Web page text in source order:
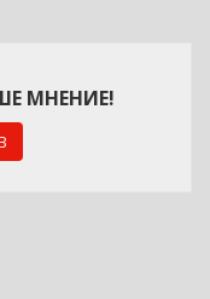
МНЕНИЕ!